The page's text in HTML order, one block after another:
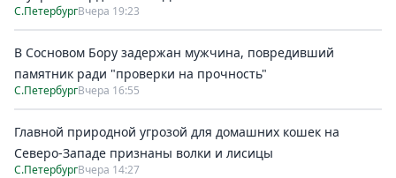
С.ПетербургВчера 19:23
В Сосновом Бору задержан мужчина, повредивший
памятник ради "проверки на прочность"
С.ПетербургВчера 16:55
Главной природной угрозой для домашних кошек на
Северо-Западе признаны волки и лисицы
С.ПетербургВчера 14:27